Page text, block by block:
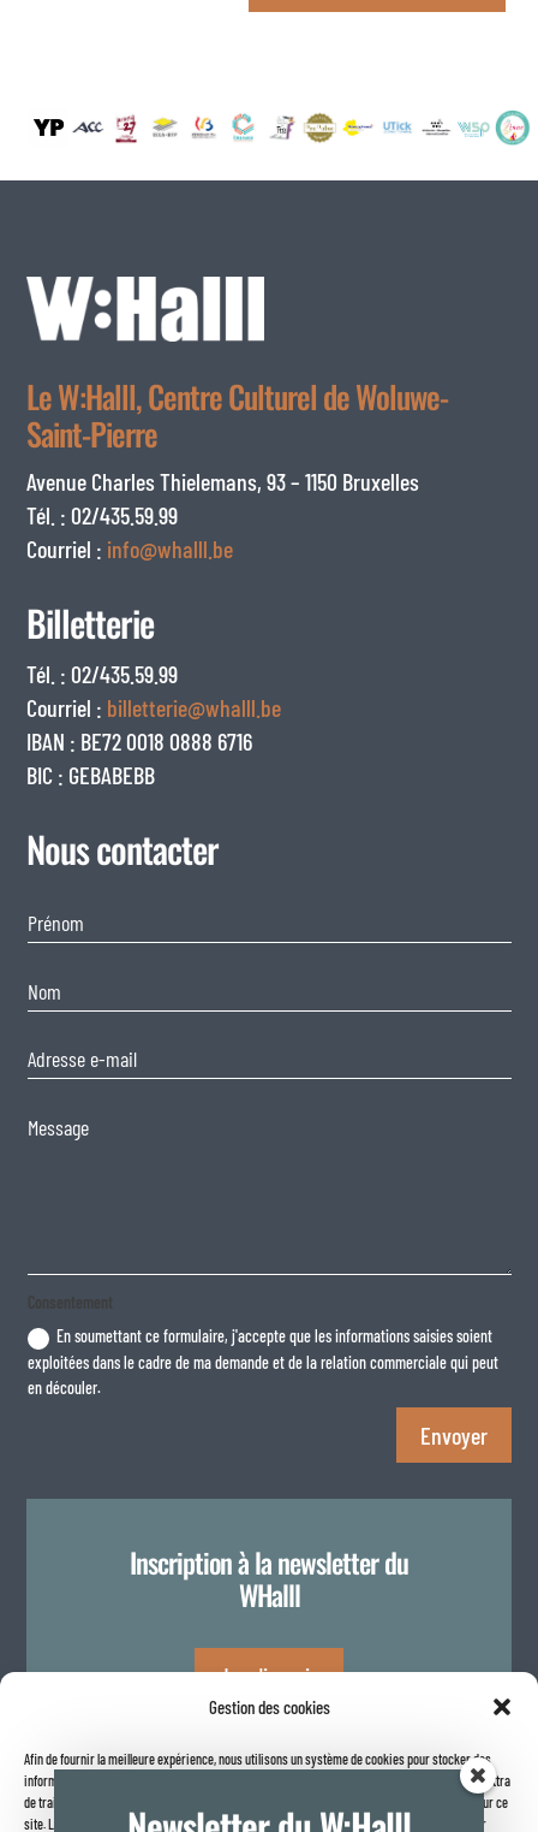
Gestion des cookies
Afin de fournir la meilleure expérience, nous utilisons un système de cookies pour stocker des
informations sur votre navigateur internet. Le fait de consentir à ces technologies nous permettra
de traiter des données telles que le comportement de navigation ou les identifiants uniques sur ce
site. Le fait de ne pas consentir ou de retirer son consentement peut avoir un effet négatif sur
Le W:Halll, Centre Culturel de Woluwe-
Saint-Pierre
Avenue Charles Thielemans, 93 – 1150 Bruxelles
Tél. : 02/435.59.99
Courriel : info@whalll.be
Billetterie
Tél. : 02/435.59.99
Courriel : billetterie@whalll.be
IBAN : BE72 0018 0888 6716
BIC : GEBABEBB
Nous contacter
Consentement
En soumettant ce formulaire, j'accepte que les informations saisies soient
exploitées dans le cadre de ma demande et de la relation commerciale qui peut
en découler.
Envoyer
Inscription à la newsletter du
WHalll
Je m'inscris
Politique de confidentialité